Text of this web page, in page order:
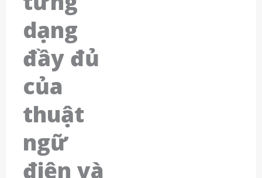
dạng
đầy đủ
của
thuật
ngữ
điện và